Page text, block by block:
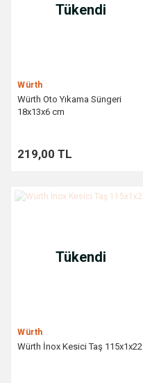
Tükendi
Würth
Würth Oto Yıkama Süngeri
18x13x6 cm
219,00 TL
Tükendi
Würth
Würth İnox Kesici Taş 115x1x22